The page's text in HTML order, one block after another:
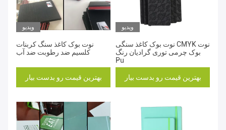
ویدیو
نوت بوک کاغذ سنگ کربنات
کلسیم ضد رطوبت ضد آب
بهترین قیمت رو بدست بیار
ویدیو
نوت بوک کاغذ سنگی CMYK نوت
بوک چرمی توری گرادیان رنگ
Pu
بهترین قیمت رو بدست بیار